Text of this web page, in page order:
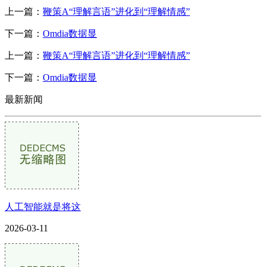
上一篇： 鞭策A“理解言语”进化到“理解情感”
下一篇： Omdia数据显
上一篇： 鞭策A“理解言语”进化到“理解情感”
下一篇： Omdia数据显
最新新闻
人工智能就是将这
2026-03-11